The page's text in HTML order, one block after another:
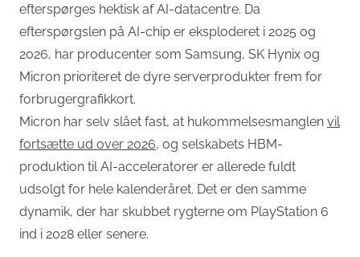
efterspørges hektisk af AI-datacentre. Da
efterspørgslen på AI-chip er eksploderet i 2025 og
2026, har producenter som Samsung, SK Hynix og
Micron prioriteret de dyre serverprodukter frem for
forbrugergrafikkort.
Micron har selv slået fast, at hukommelsesmanglen vil
fortsætte ud over 2026, og selskabets HBM-
produktion til AI-acceleratorer er allerede fuldt
udsolgt for hele kalenderåret. Det er den samme
dynamik, der har skubbet rygterne om PlayStation 6
ind i 2028 eller senere.